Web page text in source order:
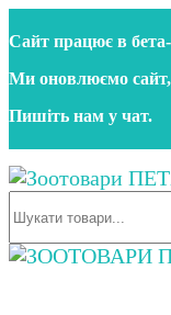
до
контенту
Сайт працює в
Ми оновлюємо
Пишіть нам у чат.
Зоотовари
Зоомагазин для
аксесуари та